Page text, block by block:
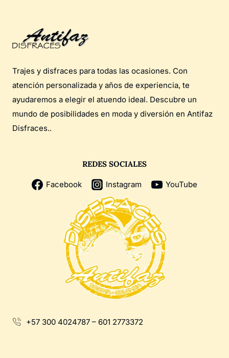
Trajes y disfraces para todas las ocasiones. Con
atención personalizada y años de experiencia, te
ayudaremos a elegir el atuendo ideal. Descubre un
mundo de posibilidades en moda y diversión en Antifaz
Disfraces..
REDES SOCIALES
Facebook Instagram YouTube
+57 300 4024787 – 601 2773372